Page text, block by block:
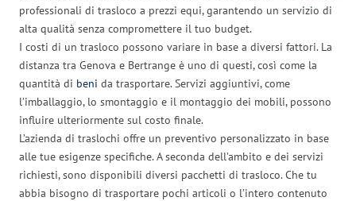
professionali di trasloco a prezzi equi, garantendo un servizio di
alta qualità senza compromettere il tuo budget.
I costi di un trasloco possono variare in base a diversi fattori. La
distanza tra Genova e Bertrange è uno di questi, così come la
quantità di beni da trasportare. Servizi aggiuntivi, come
l’imballaggio, lo smontaggio e il montaggio dei mobili, possono
influire ulteriormente sul costo finale.
L’azienda di traslochi offre un preventivo personalizzato in base
alle tue esigenze specifiche. A seconda dell’ambito e dei servizi
richiesti, sono disponibili diversi pacchetti di trasloco. Che tu
abbia bisogno di trasportare pochi articoli o l’intero contenuto